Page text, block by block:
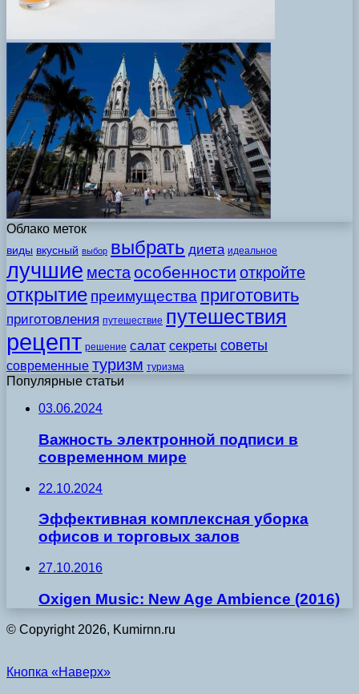
Облако меток
виды вкусный выбор выбрать диета идеальное
лучшие места особенности откройте
открытие преимущества приготовить
приготовления путешествие путешествия
рецепт решение салат секреты советы
современные туризм туризма
Популярные статьи
03.06.2024
Важность электронной подписи в
современном мире
22.10.2024
Эффективная комплексная уборка
офисов и торговых залов
27.10.2016
Oxigen Music: New Age Ambience (2016)
© Copyright 2026, Kumirnn.ru
Кнопка «Наверх»